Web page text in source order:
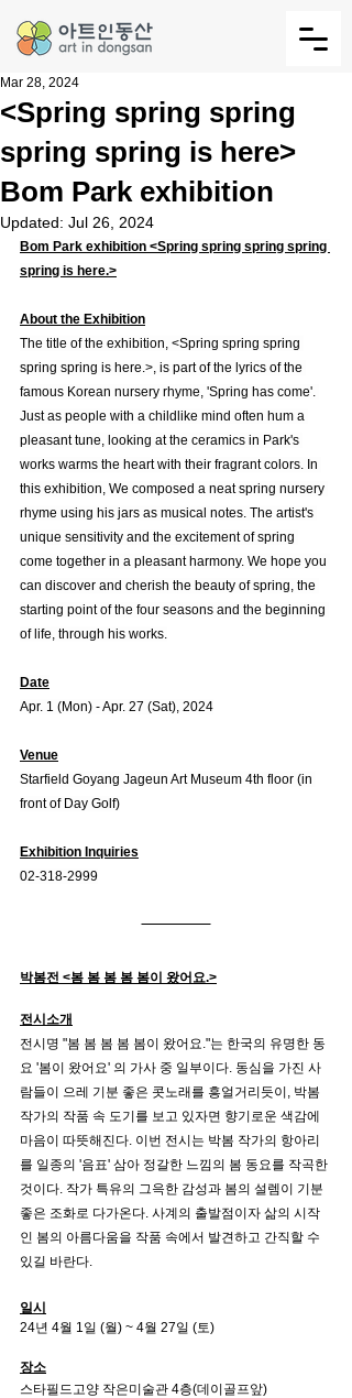
<Spring spring spring
spring spring is here>
Bom Park exhibition
Mar 28, 2024
Updated: Jul 26, 2024
Bom Park exhibition <Spring spring spring spring
spring is here.>
About the Exhibition
The title of the exhibition, <Spring spring spring
spring spring is here.>, is part of the lyrics of the
famous Korean nursery rhyme, 'Spring has come'.
Just as people with a childlike mind often hum a
pleasant tune, looking at the ceramics in Park's
works warms the heart with their fragrant colors. In
this exhibition, We composed a neat spring nursery
rhyme using his jars as musical notes. The artist's
unique sensitivity and the excitement of spring
come together in a pleasant harmony. We hope you
can discover and cherish the beauty of spring, the
starting point of the four seasons and the beginning
of life, through his works.
Date
Apr. 1 (Mon) - Apr. 27 (Sat), 2024
Venue
Starfield Goyang Jageun Art Museum 4th floor (in
front of Day Golf)
Exhibition Inquiries
02-318-2999
박봄전 <봄 봄 봄 봄 봄이 왔어요.>
전시소개
전시명 "봄 봄 봄 봄 봄이 왔어요."는 한국의 유명한 동
요 '봄이 왔어요' 의 가사 중 일부이다. 동심을 가진 사
람들이 으레 기분 좋은 콧노래를 흥얼거리듯이, 박봄
작가의 작품 속 도기를 보고 있자면 향기로운 색감에
마음이 따뜻해진다. 이번 전시는 박봄 작가의 항아리
를 일종의 '음표' 삼아 정갈한 느낌의 봄 동요를 작곡한
것이다. 작가 특유의 그윽한 감성과 봄의 설렘이 기분
좋은 조화로 다가온다. 사계의 출발점이자 삶의 시작
인 봄의 아름다움을 작품 속에서 발견하고 간직할 수
있길 바란다.
일시
24년 4월 1일 (월) ~ 4월 27일 (토)
장소
스타필드고양 작은미술관 4층(데이골프앞)